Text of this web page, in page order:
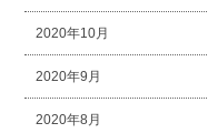
2020年10月
2020年9月
2020年8月